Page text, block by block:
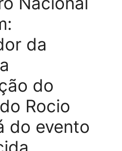
da
do
Rocio
do evento